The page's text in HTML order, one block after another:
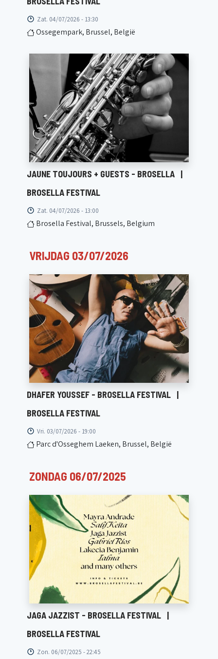
Zat. 04/07/2026 - 13:30
Ossegempark, Brussel, België
JAUNE TOUJOURS + GUESTS - BROSELLA |
BROSELLA FESTIVAL
Zat. 04/07/2026 - 13:00
Brosella Festival, Brussels, Belgium
VRIJDAG 03/07/2026
DHAFER YOUSSEF - BROSELLA FESTIVAL |
BROSELLA FESTIVAL
Vri. 03/07/2026 - 19:00
Parc d'Osseghem Laeken, Brussel, België
ZONDAG 06/07/2025
JAGA JAZZIST - BROSELLA FESTIVAL |
BROSELLA FESTIVAL
Zon. 06/07/2025 - 22:45